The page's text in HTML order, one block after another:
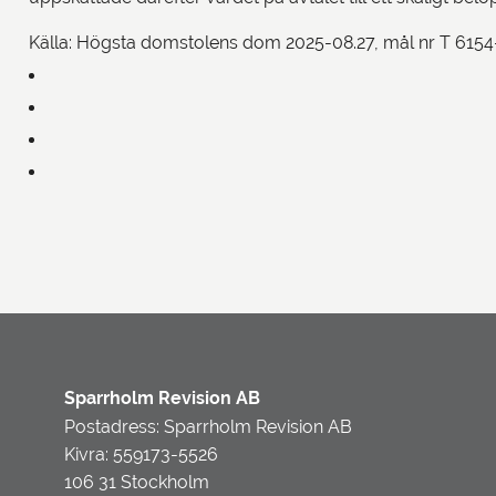
Källa: Högsta domstolens dom 2025-08.27, mål nr T
Sparrholm Revision AB
Postadress: Sparrholm Revision AB
Kivra: 559173-5526
106 31 Stockholm